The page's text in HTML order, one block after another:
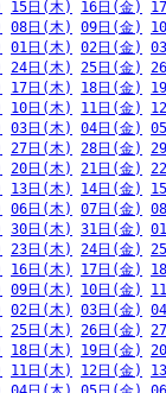
15日(木) 16日(金)
08日(木) 09日(金)
01日(木) 02日(金)
24日(木) 25日(金)
17日(木) 18日(金)
10日(木) 11日(金)
03日(木) 04日(金)
27日(木) 28日(金)
20日(木) 21日(金)
13日(木) 14日(金)
06日(木) 07日(金)
30日(木) 31日(金)
23日(木) 24日(金)
16日(木) 17日(金)
09日(木) 10日(金)
02日(木) 03日(金)
25日(木) 26日(金)
18日(木) 19日(金)
11日(木) 12日(金)